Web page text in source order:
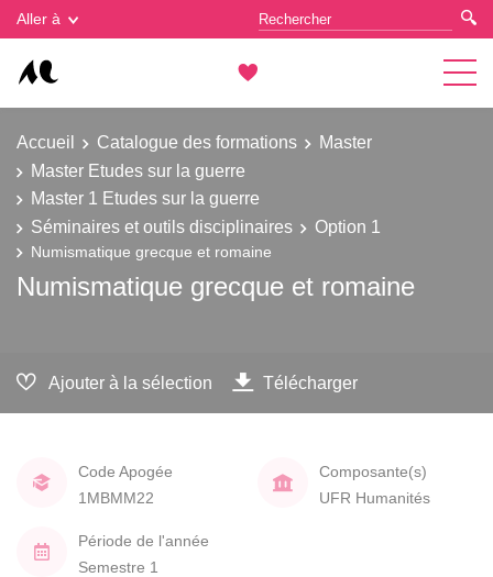
Aller à
Accueil Catalogue des formations
Master
Master Etudes sur la guerre
Master 1 Etudes sur la guerre
Séminaires et outils disciplinaires
Option 1
Numismatique grecque et romaine
Numismatique grecque et romaine
Ajouter à la sélection Télécharger
Code Apogée
1MBMM22
Composante(s)
UFR Humanités
Période de l'année
Semestre 1
Gestion des cookies